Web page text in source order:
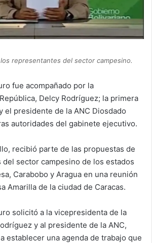
representantes del sector campesino.
fue acompañado por la
Delcy Rodríguez; la primera
el presidente de la ANC Diosdado
autoridades del gabinete ejecutivo.
recibió parte de las propuestas de
sector campesino de los estados
Carabobo y Aragua en una reunión
Amarilla de la ciudad de Caracas.
solicitó a la vicepresidenta de la
y al presidente de la ANC,
establecer una agenda de trabajo que